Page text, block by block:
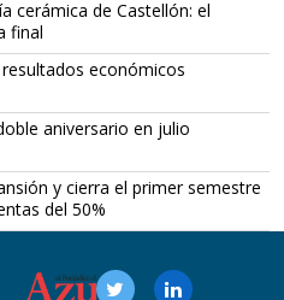
cerámica de Castellón: el
final
económicos
aniversario en julio
y cierra el primer semestre
del 50%